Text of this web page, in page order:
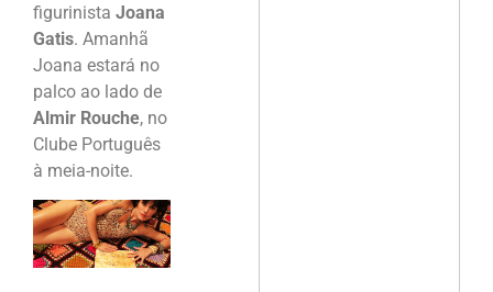
figurinista Joana
Gatis. Amanhã
Joana estará no
palco ao lado de
Almir Rouche, no
Clube Português
à meia-noite.